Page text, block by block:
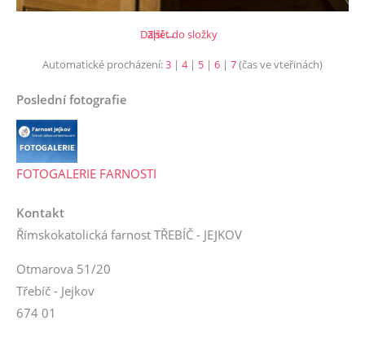
Další →
Zpět do složky
Automatické procházení:3 | 4| 5 | 6 | 7(čas ve vteřinách)
Poslední fotografie
FOTOGALERIE FARNOSTI
Kontakt
Římskokatolická farnost TŘEBÍČ - JEJKOV
Otmarova 51/20
Třebíč - Jejkov
674 01